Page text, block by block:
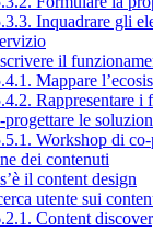
Inquadrare gli
il
Mappare
Rappresentare i
progettare le
Workshop di
dei contenuti
il content design
utente sui
Content